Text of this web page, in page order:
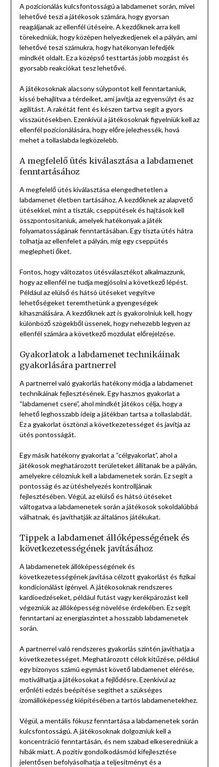
A pozicionálás kulcsfontosságú a labdamenet során, mivel
lehetővé teszi a játékosok számára, hogy gyorsan
reagáljanak az ellenfél ütéseire. A kezdőknek arra kell
törekedniük, hogy középen helyezkedjenek el a pályán, ami
lehetővé teszi számukra, hogy hatékonyan lefedjék
mindkét oldalt. Ez a középső testtartás jobb mozgást és
gyorsabb reakciókat tesz lehetővé.
A játékosoknak alacsony súlypontot kell fenntartaniuk,
kissé behajlítva a térdeiket, ami javítja az egyensúlyt és az
agilitást. A rakétát fent és készen tartva segít a gyors
visszaütésekben. Ezenkívül a játékosoknak figyelniük kell az
ellenfél pozicionálására, hogy előre jelezhessék, hová
mehet a tollaslabda legközelebb.
A megfelelő ütés kiválasztása a labdamenet
fenntartásához
A megfelelő ütés kiválasztása elengedhetetlen a
labdamenet életben tartásához. A kezdőknek az alapvető
ütésekkel, mint a tiszták, cseppütések és hajtások kell
összpontosítaniuk, amelyek hatékonyak a játék
folyamatosságának fenntartásában. Egy tiszta ütés hátra
tolhatja az ellenfelet a pályán, míg egy cseppütés
meglepheti őket.
Fontos, hogy változatos ütésválasztékot alkalmazzunk,
hogy az ellenfél ne tudja megjósolni a következő lépést.
Például az elülső és hátsó ütéseket vegyítve
lehetőségeket teremthetünk a gyengeségek
kihasználására. A kezdőknek azt is gyakorolniuk kell, hogy
különböző szögekből üssenek, hogy nehezebb legyen az
ellenfél számára a következő mozdulat előrejelzése.
Gyakorlatok a labdamenet technikáinak
gyakorlására partnerrel
A partnerrel való gyakorlás hatékony módja a labdamenet
technikáinak fejlesztésének. Egy hasznos gyakorlat a
“labdamenet csere”, ahol mindkét játékos célja, hogy a
lehető leghosszabb ideig a játékban tartsa a tollaslabdát.
Ez a gyakorlat ösztönzi a következetességet és javítja az
ütés pontosságát.
Egy másik hatékony gyakorlat a “célgyakorlat”, ahol a
játékosok meghatározott területeket állítanak be a pályán,
amelyekre célozniuk kell a labdamenetek során. Ez segít a
pontosság és az ütéshelyezés kontrolljának
fejlesztésében. Végül, az elülső és hátsó ütéseket
váltogatva a labdamenetek során a játékosok sokoldalúbbá
válhatnak, és javíthatják az általános játékukat.
Tippek a labdamenet állóképességének és
következetességének javításához
A labdamenetek állóképességének és
következetességének javítása célzott gyakorlást és fizikai
kondicionálást igényel. A játékosoknak rendszeres
kardioedzéseket, például futást vagy kerékpározást kell
végezniük az állóképesség növelése érdekében. Ez segít
fenntartani az energiaszintet a hosszabb labdamenetek
során.
A partnerrel való rendszeres gyakorlás szintén javíthatja a
következetességet. Meghatározott célok kitűzése, például
egy bizonyos számú egymást követő labdamenet elérése,
motiválhatja a játékosokat a fejlődésre. Ezenkívül az
erőnléti edzés beépítése segíthet a szükséges
izomállóképesség kiépítésében a tartós labdamenetekhez.
Végül, a mentális fókusz fenntartása a labdamenetek során
kulcsfontosságú. A játékosoknak dolgozniuk kell a
koncentráció fenntartásán, és nem szabad elkeseredniük a
hibák miatt. A pozitív gondolkodásmód kifejlesztése
jelentősen befolyásolhatja a teljesítményt és a